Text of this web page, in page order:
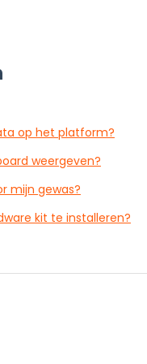
op het platform?
weergeven?
mijn gewas?
kit te installeren?